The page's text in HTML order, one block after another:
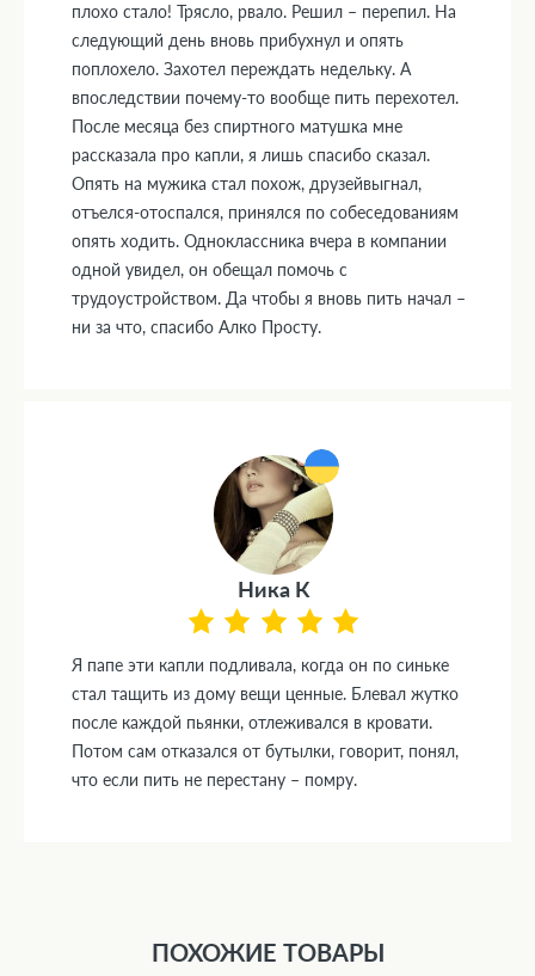
плохо стало! Трясло, рвало. Решил – перепил. На
следующий день вновь прибухнул и опять
поплохело. Захотел переждать недельку. А
впоследствии почему-то вообще пить перехотел.
После месяца без спиртного матушка мне
рассказала про капли, я лишь спасибо сказал.
Опять на мужика стал похож, друзейвыгнал,
отъелся-отоспался, принялся по собеседованиям
опять ходить. Одноклассника вчера в компании
одной увидел, он обещал помочь с
трудоустройством. Да чтобы я вновь пить начал –
ни за что, спасибо Алко Просту.
Ника К
Я папе эти капли подливала, когда он по синьке
стал тащить из дому вещи ценные. Блевал жутко
после каждой пьянки, отлеживался в кровати.
Потом сам отказался от бутылки, говорит, понял,
что если пить не перестану – помру.
ПОХОЖИЕ ТОВАРЫ